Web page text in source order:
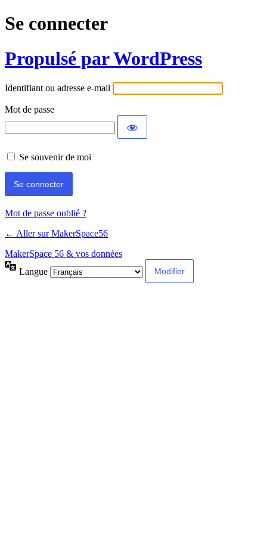
Se connecter
Propulsé par WordPress
Identifiant ou adresse e-mail
Mot de passe
Se souvenir de moi
Mot de passe oublié ?
← Aller sur MakerSpace56
MakerSpace 56 & vos données
Langue